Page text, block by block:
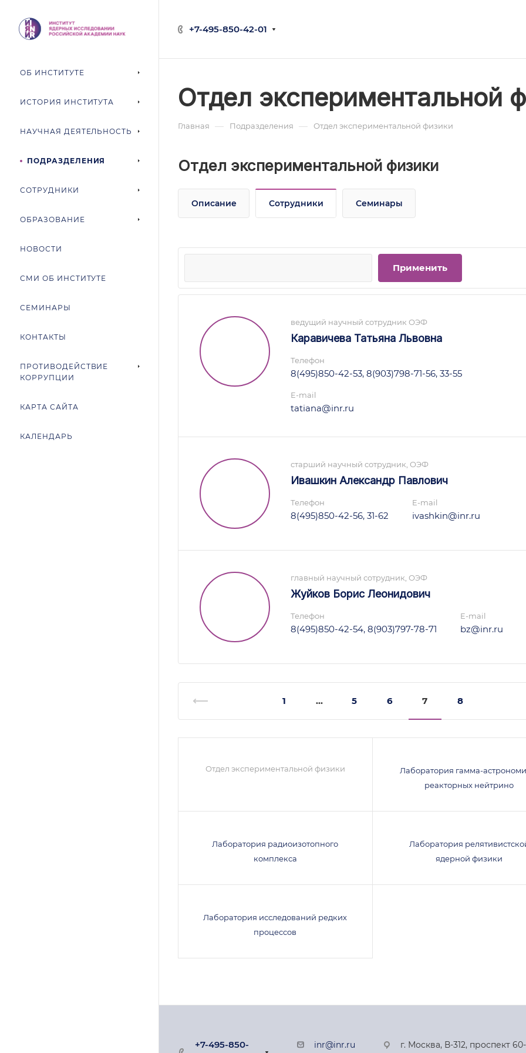
+7-495-850-42-01
ОБ ИНСТИТУТЕ
ИСТОРИЯ ИНСТИТУТА
НАУЧНАЯ ДЕЯТЕЛЬНОСТЬ
ПОДРАЗДЕЛЕНИЯ
СОТРУДНИКИ
ОБРАЗОВАНИЕ
НОВОСТИ
СМИ ОБ ИНСТИТУТЕ
СЕМИНАРЫ
КОНТАКТЫ
ПРОТИВОДЕЙСТВИЕ
КОРРУПЦИИ
КАРТА САЙТА
КАЛЕНДАРЬ
Отдел экспериментальной
Главная — Подразделения — Отдел экспериментальной физики
Отдел экспериментальной физики
Описание Сотрудники Семинары
ведущий научный сотрудник ОЭФ
Каравичева Татьяна Львовна
Телефон
8(495)850-42-53, 8(903)798-71-56, 33-55
E-mail
tatiana@inr.ru
старший научный сотрудник, ОЭФ
Ивашкин Александр Павлович
Телефон
8(495)850-42-56, 31-62
E-mail
ivashkin@inr.ru
главный научный сотрудник, ОЭФ
Жуйков Борис Леонидович
Телефон
8(495)850-42-54, 8(903)797-78-71
E-mail
bz@inr.ru
1 ... 5 6 7 8
Отдел экспериментальной физики
Лаборатория гамма-
реакторных нейтрино
Лаборатория радиоизотопного
комплекса
Лаборатория
ядерной физики
Лаборатория исследований редких
процессов
+7-495-850- inr@inr.ru
г. Москва, В-312, проспект